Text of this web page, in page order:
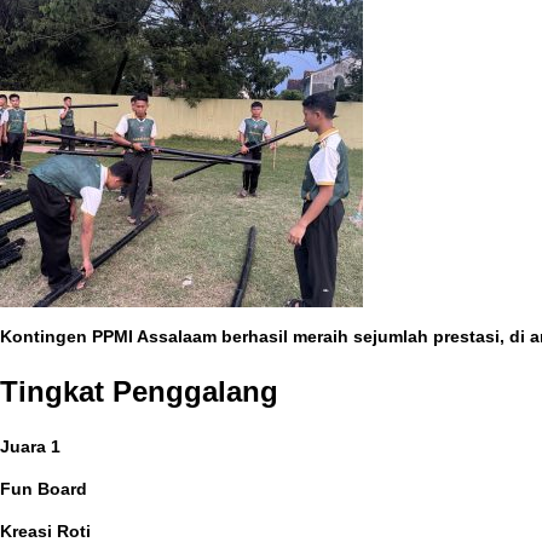
Kontingen PPMI Assalaam berhasil meraih sejumlah prestasi, di
Tingkat Penggalang
Juara 1
Fun Board
Kreasi Roti